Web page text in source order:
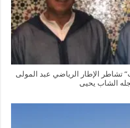
تشاطر الإطار الرياضي عبد المولى
الشاب يحيى